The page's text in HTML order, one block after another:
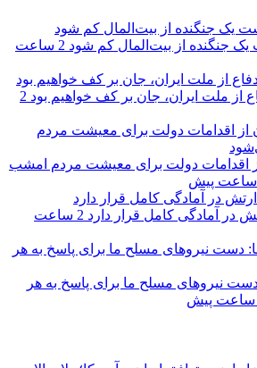
جنگنده از بیت‌المال کم شود
2 ساعت
از ملت ایران، جان بر کف خواهیم بود 2
اقدامات دولت برای معیشت مردم امشب
در آمادگی کامل قرار دارد
2 ساعت
نیروهای مسلح ما برای پاسخ به هر